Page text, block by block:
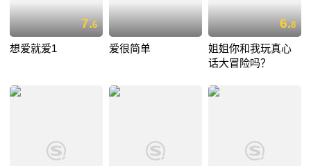
7.6
想爱就爱1 爱很简单
6.8
姐姐你和我玩真心
话大冒险吗？